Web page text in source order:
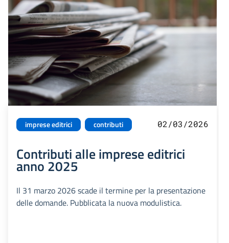
imprese editrici contributi 02/03/2026
Contributi alle imprese editrici
anno 2025
Il 31 marzo 2026 scade il termine per la presentazione
delle domande. Pubblicata la nuova modulistica.